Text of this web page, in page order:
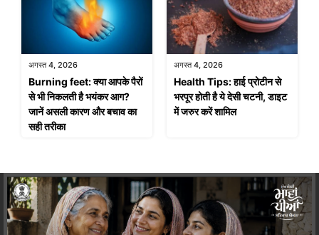
अगस्त 4, 2026
Burning feet: क्या आपके पैरों
से भी निकलती है भयंकर आग?
जानें असली कारण और बचाव का
सही तरीका
अगस्त 4, 2026
Health Tips: हाई प्रोटीन से
भरपूर होती है ये देसी चटनी, डाइट
में जरुर करें शामिल